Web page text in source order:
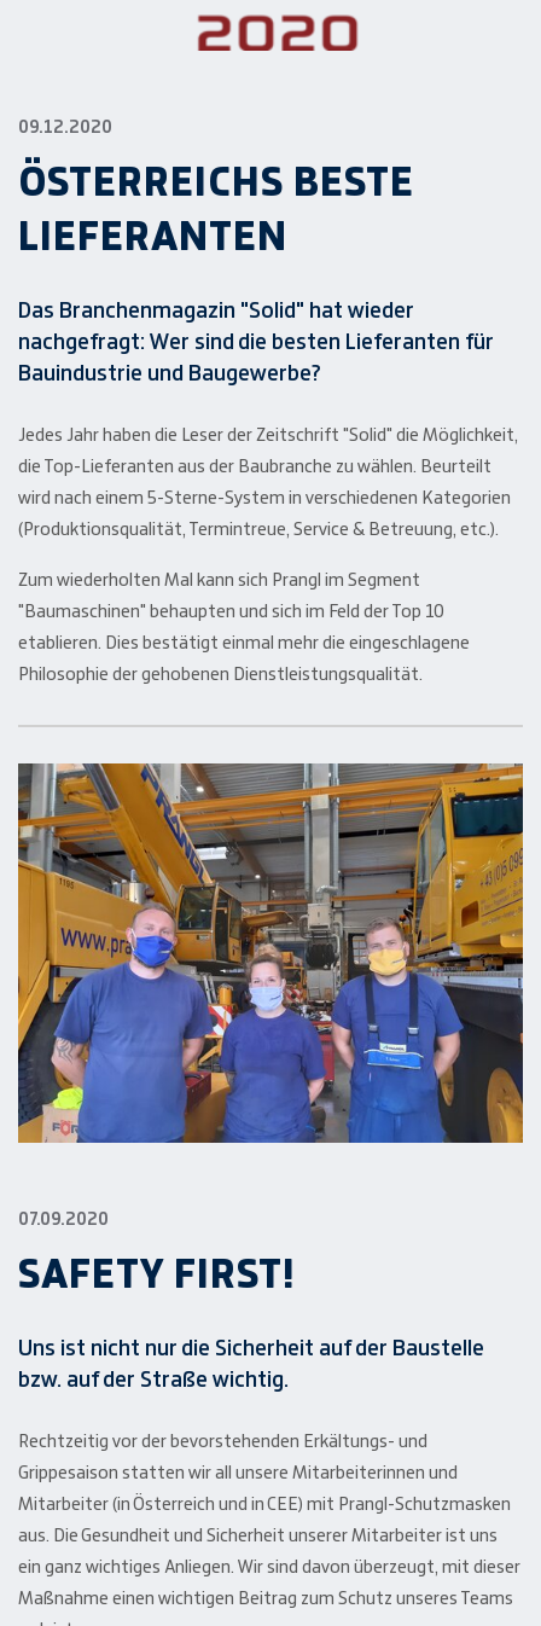
09.12.2020
ÖSTERREICHS BESTE
LIEFERANTEN
Das Branchenmagazin "Solid" hat wieder
nachgefragt: Wer sind die besten Lieferanten für
Bauindustrie und Baugewerbe?
Jedes Jahr haben die Leser der Zeitschrift "Solid" die Möglichkeit,
die Top-Lieferanten aus der Baubranche zu wählen. Beurteilt
wird nach einem 5-Sterne-System in verschiedenen Kategorien
(Produktionsqualität, Termintreue, Service & Betreuung, etc.).
Zum wiederholten Mal kann sich Prangl im Segment
"Baumaschinen" behaupten und sich im Feld der Top 10
etablieren. Dies bestätigt einmal mehr die eingeschlagene
Philosophie der gehobenen Dienstleistungsqualität.
07.09.2020
SAFETY FIRST!
Uns ist nicht nur die Sicherheit auf der Baustelle
bzw. auf der Straße wichtig.
Rechtzeitig vor der bevorstehenden Erkältungs- und
Grippesaison statten wir all unsere Mitarbeiterinnen und
Mitarbeiter (in Österreich und in CEE) mit Prangl-Schutzmasken
aus. Die Gesundheit und Sicherheit unserer Mitarbeiter ist uns
ein ganz wichtiges Anliegen. Wir sind davon überzeugt, mit dieser
Maßnahme einen wichtigen Beitrag zum Schutz unseres Teams